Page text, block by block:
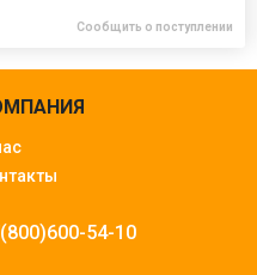
Сообщить о поступлении
54-10